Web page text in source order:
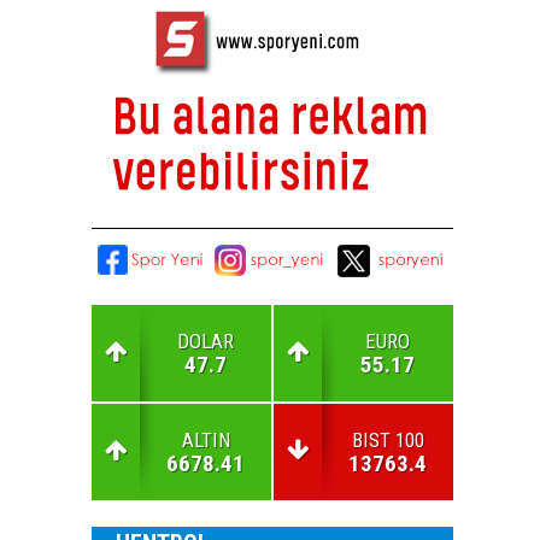
DOLAR
47.7
EURO
55.17
ALTIN
6678.41
BIST 100
13763.4